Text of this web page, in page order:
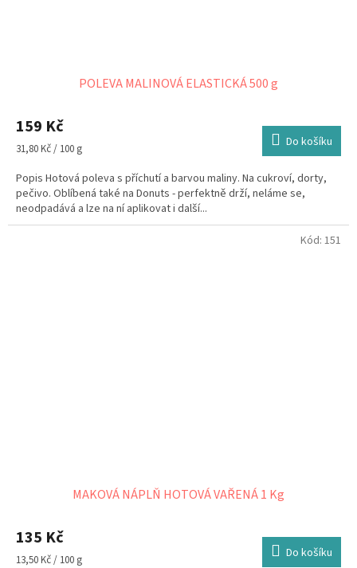
POLEVA MALINOVÁ ELASTICKÁ 500 g
159 Kč
Měrná
31,80 Kč / 100 g Do košíku
Popis Hotová poleva s příchutí a barvou maliny. Na cukroví, dorty,
pečivo. Oblíbená také na Donuts - perfektně drží, neláme se,
neodpadává a lze na ní aplikovat i další...
MAKOVÁ NÁPLŇ HOTOVÁ VAŘENÁ 1 Kg
135 Kč
Měrná
13,50 Kč / 100 g Do košíku
Kód: 151